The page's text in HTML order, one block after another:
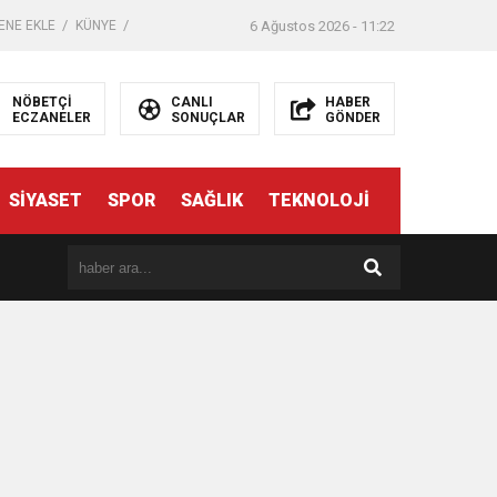
EKLE KÜNYE 6 Ağustos 2026 - 11:22
NÖBETÇİ
ECZANELER
CANLI
SONUÇLAR
HABER
GÖNDER
SİYASET SPOR SAĞLIK TEKNOLOJİ